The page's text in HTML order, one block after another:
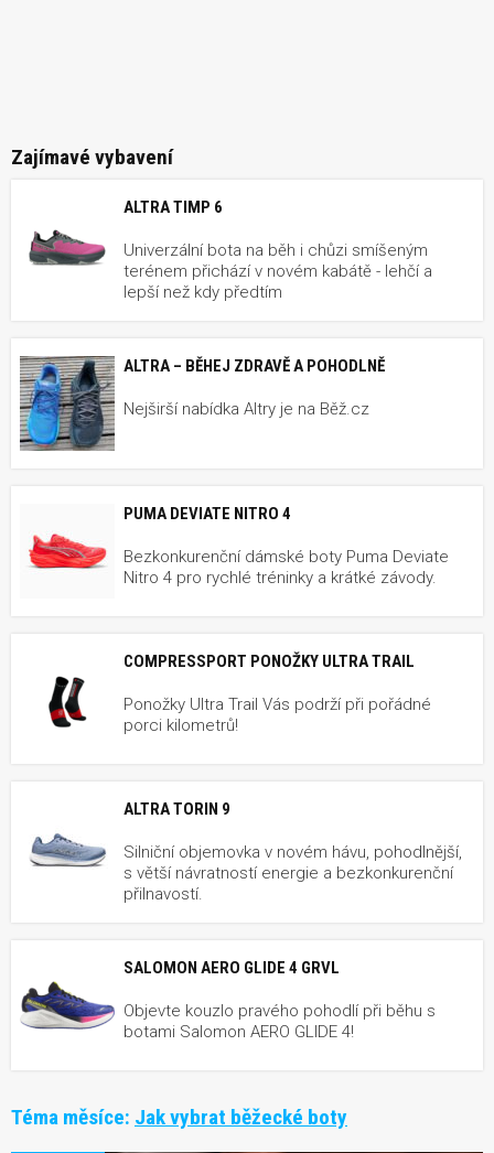
Zajímavé vybavení
ALTRA TIMP 6
Univerzální bota na běh i chůzi smíšeným
terénem přichází v novém kabátě - lehčí a
lepší než kdy předtím
ALTRA – BĚHEJ ZDRAVĚ A POHODLNĚ
Nejširší nabídka Altry je na Běž.cz
PUMA DEVIATE NITRO 4
Bezkonkurenční dámské boty Puma Deviate
Nitro 4 pro rychlé tréninky a krátké závody.
COMPRESSPORT PONOŽKY ULTRA TRAIL
Ponožky Ultra Trail Vás podrží při pořádné
porci kilometrů!
ALTRA TORIN 9
Silniční objemovka v novém hávu, pohodlnější,
s větší návratností energie a bezkonkurenční
přilnavostí.
SALOMON AERO GLIDE 4 GRVL
Objevte kouzlo pravého pohodlí při běhu s
botami Salomon AERO GLIDE 4!
Téma měsíce: Jak vybrat běžecké boty